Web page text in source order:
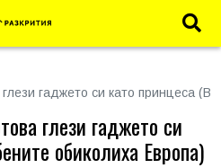
гаджето си като принцеса
глези гаджето си
обиколиха Европа)